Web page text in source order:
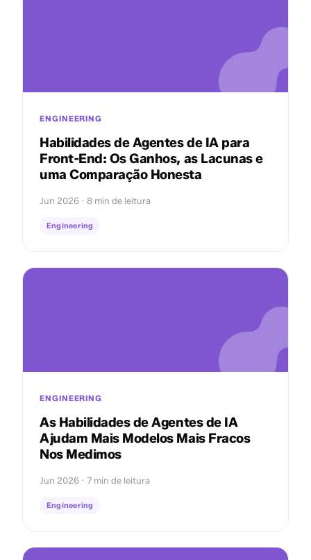
ENGINEERING
Habilidades de Agentes de IA para
Front-End: Os Ganhos, as Lacunas e
uma Comparação Honesta
Jun 2026 · 8 min de leitura
Engineering
ENGINEERING
As Habilidades de Agentes de IA
Ajudam Mais Modelos Mais Fracos
Nos Medimos
Jun 2026 · 7 min de leitura
Engineering